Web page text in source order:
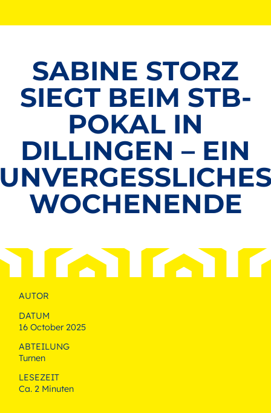
SABINE STORZ
SIEGT BEIM STB-
POKAL IN
DILLINGEN – EIN
WOCHENENDE
AUTOR
DATUM
16 October 2025
ABTEILUNG
Turnen
LESEZEIT
Ca. 2 Minuten